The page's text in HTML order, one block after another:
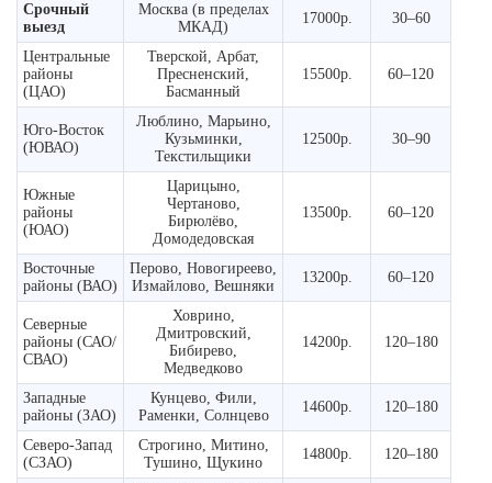
Срочный
выезд
Москва (в пределах
МКАД)
17000р. 30–60
Центральные
районы
(ЦАО)
Тверской, Арбат,
Пресненский,
Басманный
15500р. 60–120
Юго-Восток
(ЮВАО)
Люблино, Марьино,
Кузьминки,
Текстильщики
12500р. 30–90
Южные
районы
(ЮАО)
Царицыно,
Чертаново,
Бирюлёво,
Домодедовская
13500р. 60–120
Восточные
районы (ВАО)
Перово, Новогиреево,
Измайлово, Вешняки
13200р. 60–120
Северные
районы (САО/
СВАО)
Ховрино,
Дмитровский,
Бибирево,
Медведково
14200р. 120–180
Западные
районы (ЗАО)
Кунцево, Фили,
Раменки, Солнцево
14600р. 120–180
Северо-Запад
(СЗАО)
Строгино, Митино,
Тушино, Щукино
14800р. 120–180